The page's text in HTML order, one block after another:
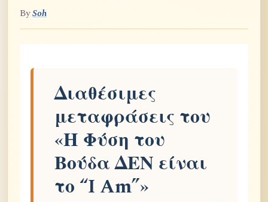
BySoh
Διαθέσιμες
μεταφράσεις του
«Η Φύση του
Βούδα ΔΕΝ είναι
το “I Am”»